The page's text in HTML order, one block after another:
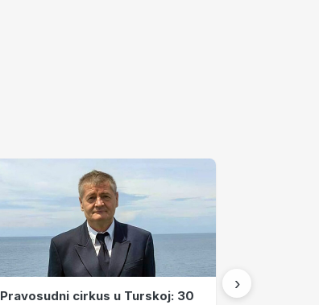
Pravosudni cirkus u Turskoj: 30
›